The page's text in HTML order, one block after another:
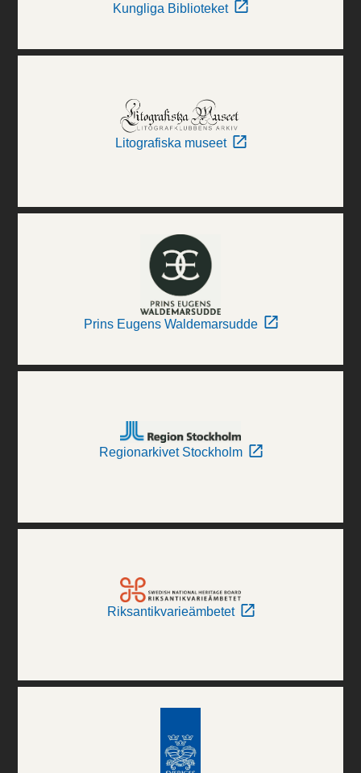
Kungliga Biblioteket
Litografiska museet
Prins Eugens Waldemarsudde
Regionarkivet Stockholm
Riksantikvarieämbetet